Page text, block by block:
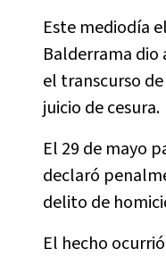
Este mediodía
Balderrama dio
el transcurso
juicio de cesura.
El 29 de mayo
declaró
delito de
El hecho